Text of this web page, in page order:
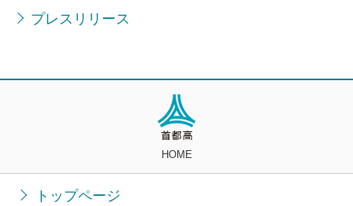
プレスリリース
HOME
トップページ